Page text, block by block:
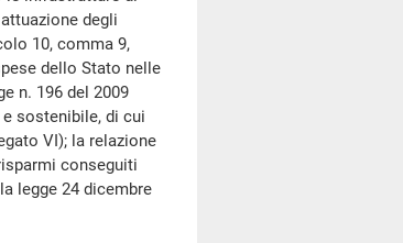
degli
10, comma 9,
dello Stato nelle
n. 196 del 2009
sostenibile, di cui
VI); la relazione
conseguiti
legge 24 dicembre